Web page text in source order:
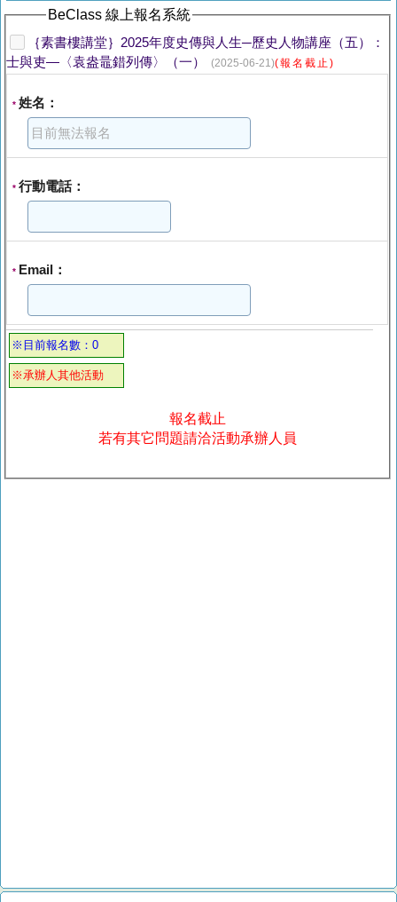
BeClass 線上報名系統
｛素書樓講堂｝2025年度史傳與人生─歷史人物講座（五）：
士與吏—〈袁盎鼂錯列傳〉（一）
(2025-06-21)(報名截止)
* 姓名：
* 行動電話：
* Email：
※目前報名數：0
※承辦人其他活動
報名截止
若有其它問題請洽活動承辦人員